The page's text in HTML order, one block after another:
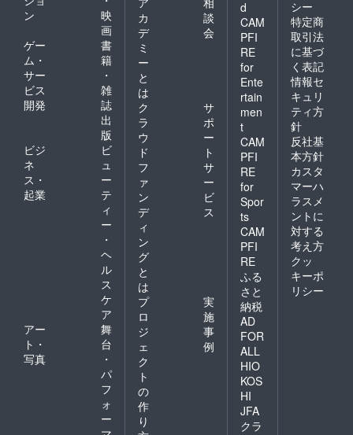
ン
映
画
ゲー
ム・
サー
ビス
開発
書
籍
・
雑
誌
出
版
ビジ
ネ
ス・
起業
ビ
ュ
ー
テ
ィ
ー
・
ヘ
ル
ス
ケ
ア
アー
ト・
写真
舞
台
・
パ
フ
ォ
ー
カ
デ
ミ
ー
と
は
談
会
ク
ラ
ウ
ド
フ
ァ
ン
デ
ィ
ン
グ
と
は
サ
ポ
ー
ト
サ
ー
ビ
ス
プ
ロ
ジ
ェ
ク
ト
の
作
り
実
施
事
例
d
CAM
PFI
RE
for
Ente
rtain
men
t
CAM
PFI
RE
for
Spor
ts
CAM
PFI
RE
ふる
さと
納税
AD
FOR
ALL
HIO
KOS
HI
JFA
クラ
シー
特定商
取引法
に基づ
く表記
情報セ
キュリ
ティ方
針
反社基
本方針
カスタ
マーハ
ラスメ
ントに
対する
考え方
クッ
キーポ
リシー